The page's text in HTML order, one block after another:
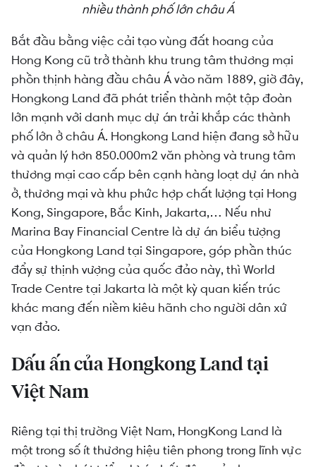
nhiều thành phố lớn châu Á
Bắt đầu bằng việc cải tạo vùng đất hoang của
Hong Kong cũ trở thành khu trung tâm thương mại
phồn thịnh hàng đầu châu Á vào năm 1889, giờ đây,
Hongkong Land đã phát triển thành một tập đoàn
lớn mạnh với danh mục dự án trải khắp các thành
phố lớn ở châu Á. Hongkong Land hiện đang sở hữu
và quản lý hơn 850.000m2 văn phòng và trung tâm
thương mại cao cấp bên cạnh hàng loạt dự án nhà
ở, thương mại và khu phức hợp chất lượng tại Hong
Kong, Singapore, Bắc Kinh, Jakarta,… Nếu như
Marina Bay Financial Centre là dự án biểu tượng
của Hongkong Land tại Singapore, góp phần thúc
đẩy sự thịnh vượng của quốc đảo này, thì World
Trade Centre tại Jakarta là một kỳ quan kiến trúc
khác mang đến niềm kiêu hãnh cho người dân xứ
vạn đảo.
Dấu ấn của Hongkong Land tại
Việt Nam
Riêng tại thị trường Việt Nam, HongKong Land là
một trong số ít thương hiệu tiên phong trong lĩnh vực